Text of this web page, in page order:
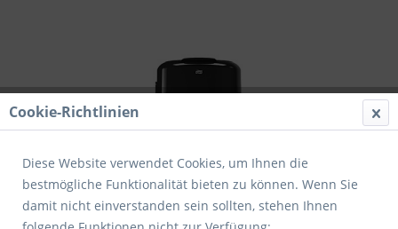
Cookie-Richtlinien
Diese Website verwendet Cookies, um Ihnen die
bestmögliche Funktionalität bieten zu können. Wenn Sie
damit nicht einverstanden sein sollten, stehen Ihnen